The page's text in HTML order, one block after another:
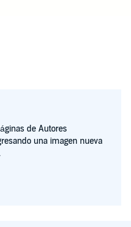
de Autores
una imagen nueva